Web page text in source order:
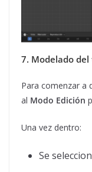
7. Modelado
Para comenzar a
al Modo Edición
Una vez dentro:
Se